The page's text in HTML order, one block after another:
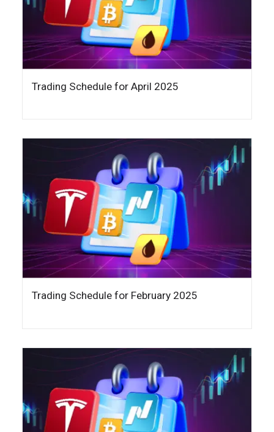
Trading Schedule for April 2025
Trading Schedule for February 2025